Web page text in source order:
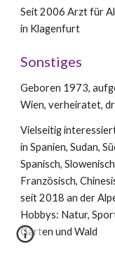
Seit 2006 Arzt für
in Klagenfurt
Sonstiges
Geboren 1973,
Wien, verheiratet,
Vielseitig
in Spanien, Sudan,
Spanisch,
Französisch,
seit 2018 an der
Hobbys: Natur,
Garten und Wald